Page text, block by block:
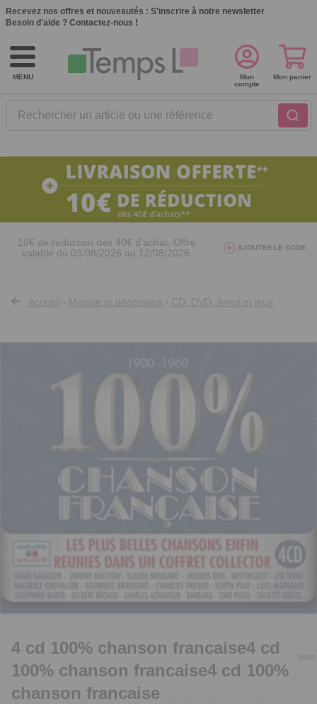
Recevez nos offres et nouveautés : S'inscrire à notre newsletter
Besoin d'aide ? Contactez-nous !
MENU
Rechercher un article ou une référence
Mon
compte
Mon panier
10€ de réduction dès 40€ d'achat. Offre
valable du 03/08/2026 au 12/08/2026.
avec le code AT26
AJOUTER LE CODE
Accueil Maison et décoration CD, DVD, livres et jeux
4 cd 100% chanson francaise4 cd
100% chanson francaise4 cd 100%
chanson francaise